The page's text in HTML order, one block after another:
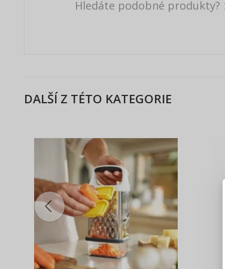
Hledáte podobné produkty?
DALŠÍ Z TÉTO KATEGORIE